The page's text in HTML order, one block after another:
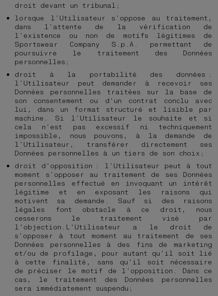
droit devant un tribunal;
lorsque l’Utilisateur s’oppose au traitement,
dans l’attente de la vérification de
l’existence ou non de motifs légitimes de
Sportswear Company S.p.A. permettant de
poursuivre le traitement des Données
personnelles;
droit à la portabilité des données :
l’Utilisateur peut demander à recevoir ses
Données personnelles traitées sur la base de
son consentement ou d'un contrat conclu avec
lui, dans un format structuré et lisible par
machine. Si l’Utilisateur le souhaite et si
cela n'est pas excessif ni techniquement
impossible, nous pouvons, à la demande de
l’Utilisateur, transférer directement ses
Données personnelles à un tiers de son choix;
droit d'opposition : l’Utilisateur peut à tout
moment s’opposer au traitement de ses Données
personnelles effectué en invoquant un intérêt
légitime et en exposant les raisons qui
motivent sa demande. Sauf si des raisons
légales font obstacle à ce droit, nous
cesserons le traitement visé par
l'objection.L'Utilisateur a le droit de
s’opposer à tout moment au traitement de ses
Données personnelles à des fins de marketing
et/ou de profilage, pour autant qu'il soit lié
à cette finalité, sans qu'il soit nécessaire
de préciser le motif de l’opposition. Dans ce
cas, le traitement des Données personnelles
sera immédiatement suspendu;